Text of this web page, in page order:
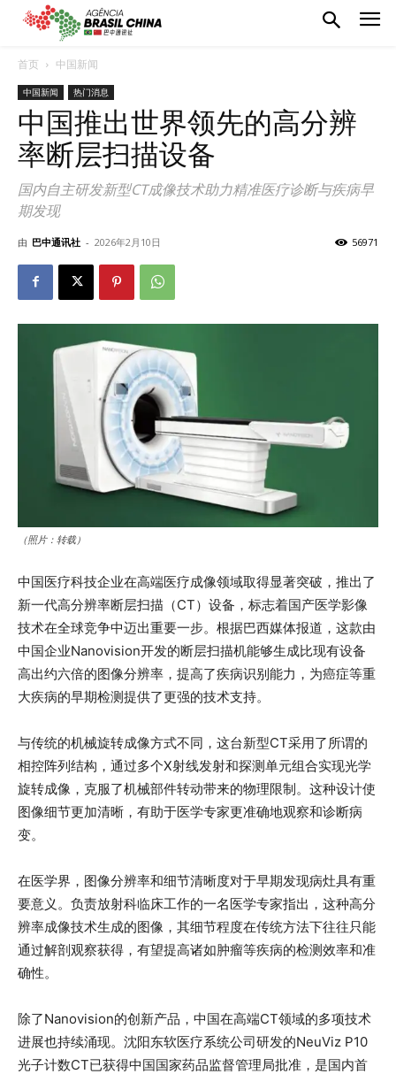
首页 中国新闻
中国新闻 热门消息
中国推出世界领先的高分辨
率断层扫描设备
国内自主研发新型CT成像技术助力精准医疗诊断与疾病早
期发现
由 巴中通讯社 - 2026年2月10日 56971
（照片：转载）
中国医疗科技企业在高端医疗成像领域取得显著突破，推出了
新一代高分辨率断层扫描（CT）设备，标志着国产医学影像
技术在全球竞争中迈出重要一步。根据巴西媒体报道，这款由
中国企业Nanovision开发的断层扫描机能够生成比现有设备
高出约六倍的图像分辨率，提高了疾病识别能力，为癌症等重
大疾病的早期检测提供了更强的技术支持。
与传统的机械旋转成像方式不同，这台新型CT采用了所谓的
相控阵列结构，通过多个X射线发射和探测单元组合实现光学
旋转成像，克服了机械部件转动带来的物理限制。这种设计使
图像细节更加清晰，有助于医学专家更准确地观察和诊断病
变。
在医学界，图像分辨率和细节清晰度对于早期发现病灶具有重
要意义。负责放射科临床工作的一名医学专家指出，这种高分
辨率成像技术生成的图像，其细节程度在传统方法下往往只能
通过解剖观察获得，有望提高诸如肿瘤等疾病的检测效率和准
确性。
除了Nanovision的创新产品，中国在高端CT领域的多项技术
进展也持续涌现。沈阳东软医疗系统公司研发的NeuViz P10
光子计数CT已获得中国国家药品监督管理局批准，是国内首